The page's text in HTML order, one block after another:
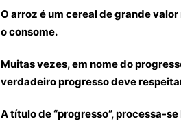
O arroz é um cereal de grande
o consome.
Muitas vezes, em nome do
verdadeiro progresso deve
A título de “progresso”, processa-